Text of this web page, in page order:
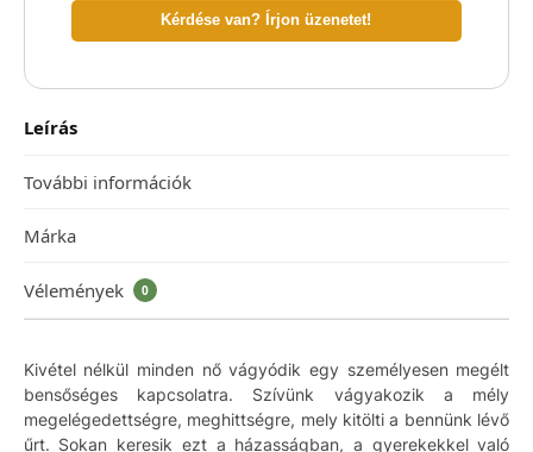
Kérdése van? Írjon üzenetet!
Leírás
További információk
Márka
Vélemények 0
Kivétel nélkül minden nő vágyódik egy személyesen megélt
bensőséges kapcsolatra. Szívünk vágyakozik a mély
megelégedettségre, meghittségre, mely kitölti a bennünk lévő
űrt. Sokan keresik ezt a házasságban, a gyerekekkel való